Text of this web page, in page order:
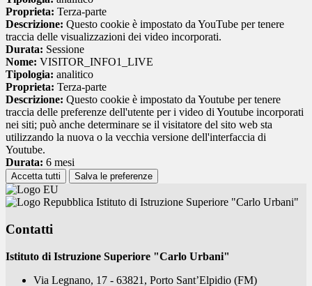
Proprieta: Terza-parte
Descrizione: Questo cookie è impostato da YouTube per tenere
traccia delle visualizzazioni dei video incorporati.
Durata: Sessione
Nome: VISITOR_INFO1_LIVE
Tipologia: analitico
Proprieta: Terza-parte
Descrizione: Questo cookie è impostato da Youtube per tenere
traccia delle preferenze dell'utente per i video di Youtube incorporati
nei siti; può anche determinare se il visitatore del sito web sta
utilizzando la nuova o la vecchia versione dell'interfaccia di
Youtube.
Durata: 6 mesi
Accetta tutti Salva le preferenze
Istituto di Istruzione Superiore "Carlo Urbani"
Contatti
Istituto di Istruzione Superiore "Carlo Urbani"
Via Legnano, 17 - 63821, Porto Sant’Elpidio (FM)